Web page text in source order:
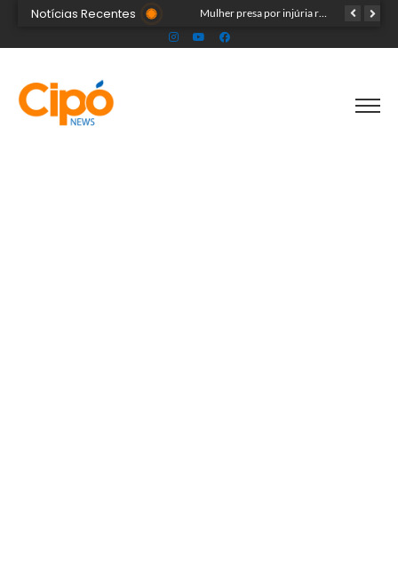
Notícias Recentes
Público ainda pode garantir entrada para show do Som & Louvor na Expoacre nesta sexta Seadh repudia ataque racista contra Rainha da Expoacre 2026 e reforça combate à discriminação